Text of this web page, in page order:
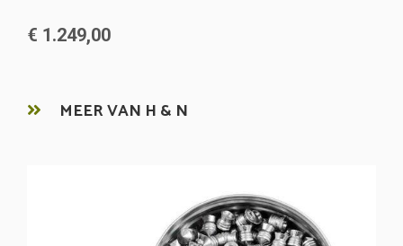
€ 1.249,00
MEER VAN H & N